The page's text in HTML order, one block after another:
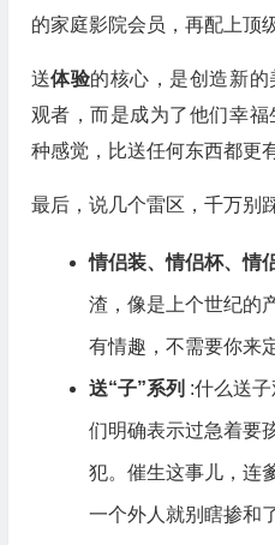
的家庭影院会员，再配上顶
送体验的核心，是创造新
观者，而是成为了他们幸
种感觉，比送任何东西都更
最后，说几个雷区，千万别踩
情侣装、情侣杯、情
渣，像是上个世纪的
有情趣，不需要你来
送“子”系列 :什么送
们明确表示过急着要
犯。催生这事儿，连
一个外人就别瞎掺和了